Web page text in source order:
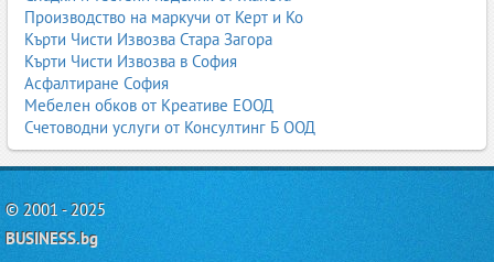
Производство на маркучи от Керт и Ко
Кърти Чисти Извозва Стара Загора
Кърти Чисти Извозва в София
Асфалтиране София
Мебелен обков от Креативе ЕООД
Счетоводни услуги от Консултинг Б ООД
© 2001 - 2025
BUSINESS.bg